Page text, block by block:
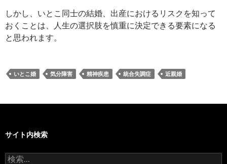
しかし、いとこ同士の結婚、出産におけるリスクを知って
おくことは、人生の選択肢を慎重に決定できる要素になる
と思われます。
いとこ婚 気分障害 精神疾患 統合失調症 近親婚
サイト内検索
検